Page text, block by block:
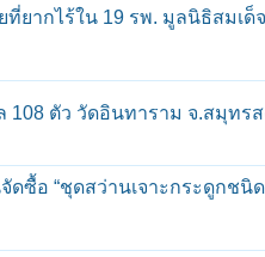
ที่ยากไร้ใน 19 รพ. มูลนิธิสมเ
ตัว วัดอินทาราม จ.สมุทร
ซื้อ “ชุดสว่านเจาะกระดูกชนิ